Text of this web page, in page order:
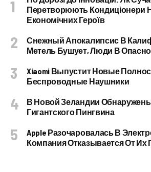
Перетворюють Кондиціонери
Економічних Героїв
Снежный Апокалипсис В
Метель Бушует, Люди В
Xiaomi Выпустит Новые
Беспроводные Наушники
В Новой Зеландии
Гигантского Пингвина
Apple Разочаровалась В
Компания Отказывается От Их